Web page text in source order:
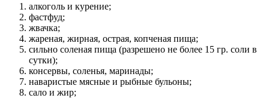
алкоголь и курение;
фастфуд;
жвачка;
жареная, жирная, острая, копченая пища;
сильно соленая пища (разрешено не более 15 гр. соли в
сутки);
консервы, соленья, маринады;
наваристые мясные и рыбные бульоны;
сало и жир;